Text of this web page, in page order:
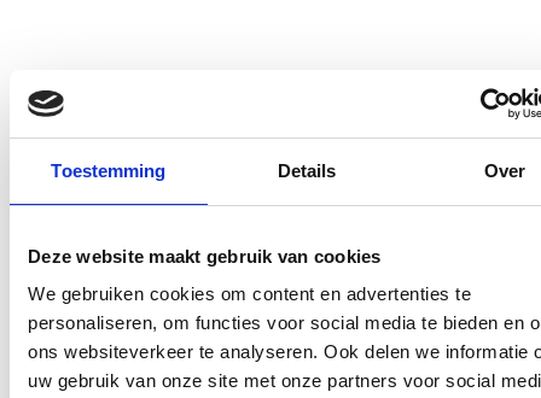
Toestemming Details Over
Deze website maakt gebruik van cookies
We gebruiken cookies om content en advertenties te
personaliseren, om functies voor social media te bieden en
ons websiteverkeer te analyseren. Ook delen we informatie
uw gebruik van onze site met onze partners voor social